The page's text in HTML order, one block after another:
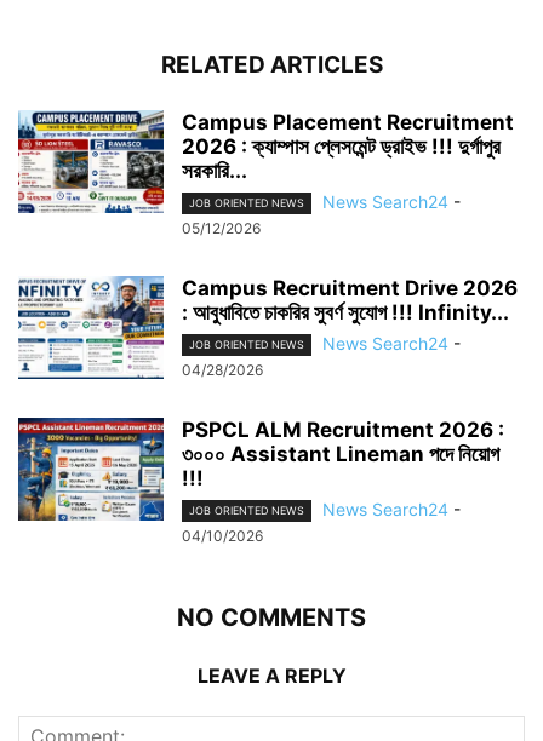
RELATED ARTICLES
Campus Placement Recruitment
2026 : ক্যাম্পাস প্লেসমেন্ট ড্রাইভ !!! দুর্গাপুর
সরকারি...
JOB ORIENTED NEWS News Search24 -
05/12/2026
Campus Recruitment Drive 2026
: আবুধাবিতে চাকরির সুবর্ণ সুযোগ !!! Infinity...
JOB ORIENTED NEWS News Search24 -
04/28/2026
PSPCL ALM Recruitment 2026 :
৩০০০ Assistant Lineman পদে নিয়োগ
!!!
JOB ORIENTED NEWS News Search24 -
04/10/2026
NO COMMENTS
LEAVE A REPLY